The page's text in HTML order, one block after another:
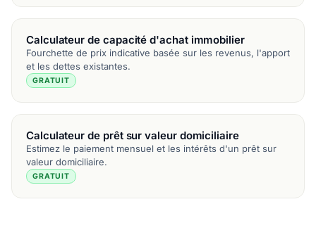
Calculateur de capacité d'achat immobilier
Fourchette de prix indicative basée sur les revenus, l'apport
et les dettes existantes.
GRATUIT
Calculateur de prêt sur valeur domiciliaire
Estimez le paiement mensuel et les intérêts d'un prêt sur
valeur domiciliaire.
GRATUIT